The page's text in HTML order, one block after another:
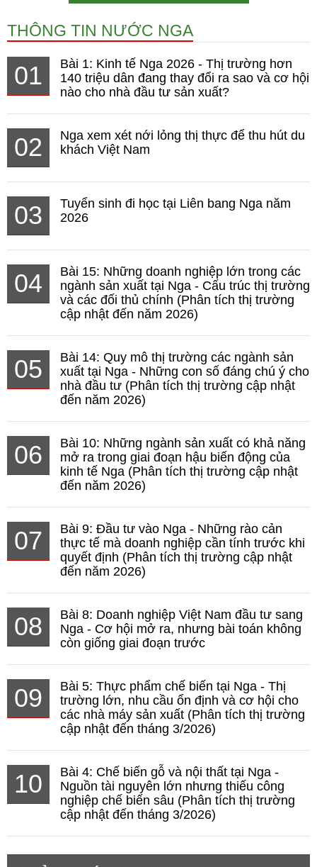
THÔNG TIN NƯỚC NGA
01
Bài 1: Kinh tế Nga 2026 - Thị trường hơn
140 triệu dân đang thay đổi ra sao và cơ hội
nào cho nhà đầu tư sản xuất?
02
Nga xem xét nới lỏng thị thực để thu hút du
khách Việt Nam
03
Tuyển sinh đi học tại Liên bang Nga năm
2026
04
Bài 15: Những doanh nghiệp lớn trong các
ngành sản xuất tại Nga - Cấu trúc thị trường
và các đối thủ chính (Phân tích thị trường
cập nhật đến năm 2026)
05
Bài 14: Quy mô thị trường các ngành sản
xuất tại Nga - Những con số đáng chú ý cho
nhà đầu tư (Phân tích thị trường cập nhật
đến năm 2026)
06
Bài 10: Những ngành sản xuất có khả năng
mở ra trong giai đoạn hậu biến động của
kinh tế Nga (Phân tích thị trường cập nhật
đến năm 2026)
07
Bài 9: Đầu tư vào Nga - Những rào cản
thực tế mà doanh nghiệp cần tính trước khi
quyết định (Phân tích thị trường cập nhật
đến năm 2026)
08
Bài 8: Doanh nghiệp Việt Nam đầu tư sang
Nga - Cơ hội mở ra, nhưng bài toán không
còn giống giai đoạn trước
09
Bài 5: Thực phẩm chế biến tại Nga - Thị
trường lớn, nhu cầu ổn định và cơ hội cho
các nhà máy sản xuất (Phân tích thị trường
cập nhật đến tháng 3/2026)
10
Bài 4: Chế biến gỗ và nội thất tại Nga -
Nguồn tài nguyên lớn nhưng thiếu công
nghiệp chế biến sâu (Phân tích thị trường
cập nhật đến tháng 3/2026)